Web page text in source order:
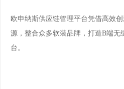
欧申纳斯供应链管理平台凭借高效
源，整合众多软装品牌，打造B端无
台。